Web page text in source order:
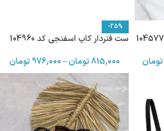
تومان
-25%
ست فنردار کاپ اسفنجی کد 104960
815,000تومان–
976,000 تومان